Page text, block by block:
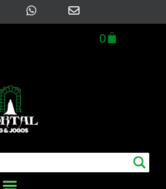
0